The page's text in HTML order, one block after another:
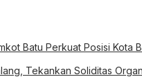
Batu Perkuat Posisi Kota
Tekankan Soliditas